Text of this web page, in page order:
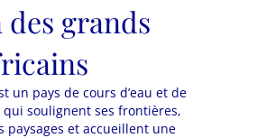
grands
un pays de cours d’eau et de
qui soulignent ses frontières,
paysages et accueillent une